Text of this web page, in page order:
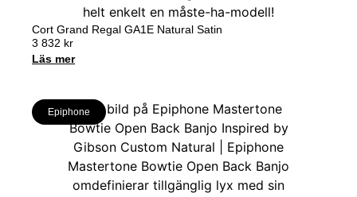
Cort Grand Regal GA1E Natural Satin
3 832 kr
Läs mer
Epiphone